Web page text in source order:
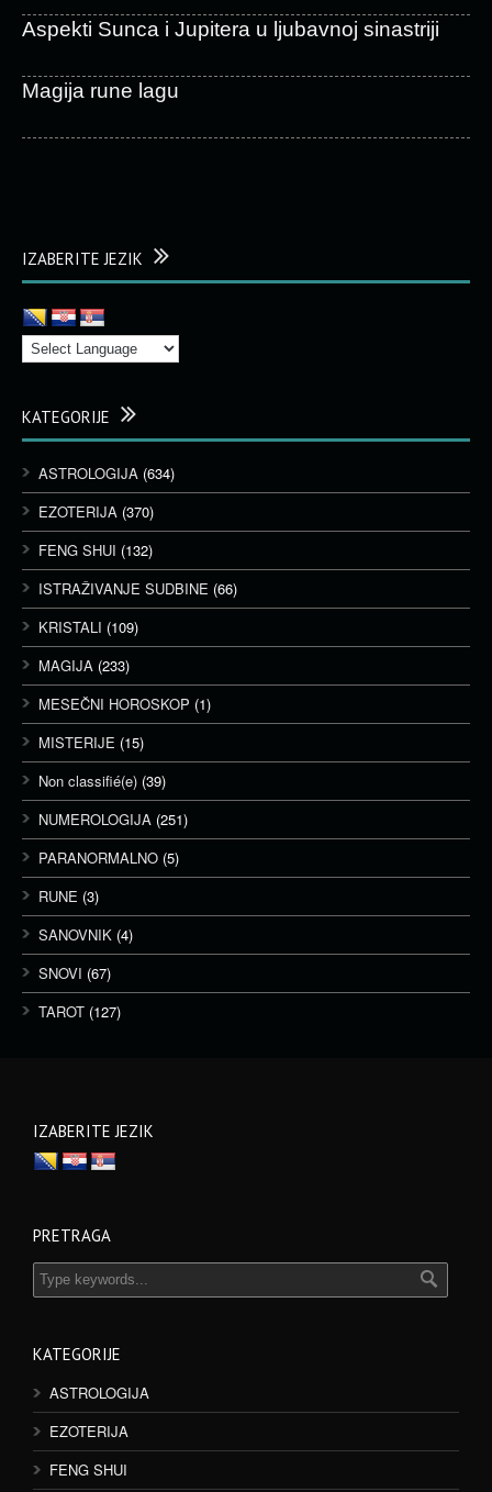
Aspekti Sunca i Jupitera u ljubavnoj sinastriji
Magija rune lagu
IZABERITE JEZIK
KATEGORIJE
ASTROLOGIJA (634)
EZOTERIJA (370)
FENG SHUI (132)
ISTRAŽIVANJE SUDBINE (66)
KRISTALI (109)
MAGIJA (233)
MESEČNI HOROSKOP (1)
MISTERIJE (15)
Non classifié(e) (39)
NUMEROLOGIJA (251)
PARANORMALNO (5)
RUNE (3)
SANOVNIK (4)
SNOVI (67)
TAROT (127)
IZABERITE JEZIK
PRETRAGA
KATEGORIJE
ASTROLOGIJA
EZOTERIJA
FENG SHUI